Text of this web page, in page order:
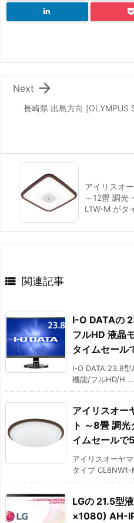
長崎県 出島方向 [OLYMPUS

Next
アイリスオ
～12畳 調光
L1W-M がタ
 関連記事
I-O DATAの
フルHD 液晶
タイムセール
I-O DATA 23.8型
機能/フルHD/H ...
アイリスオー
ト ～8畳 調
イムセールで
アイリスオーヤ
タイプ CL8NW1-
LGの 21.5型
×1080) AH-